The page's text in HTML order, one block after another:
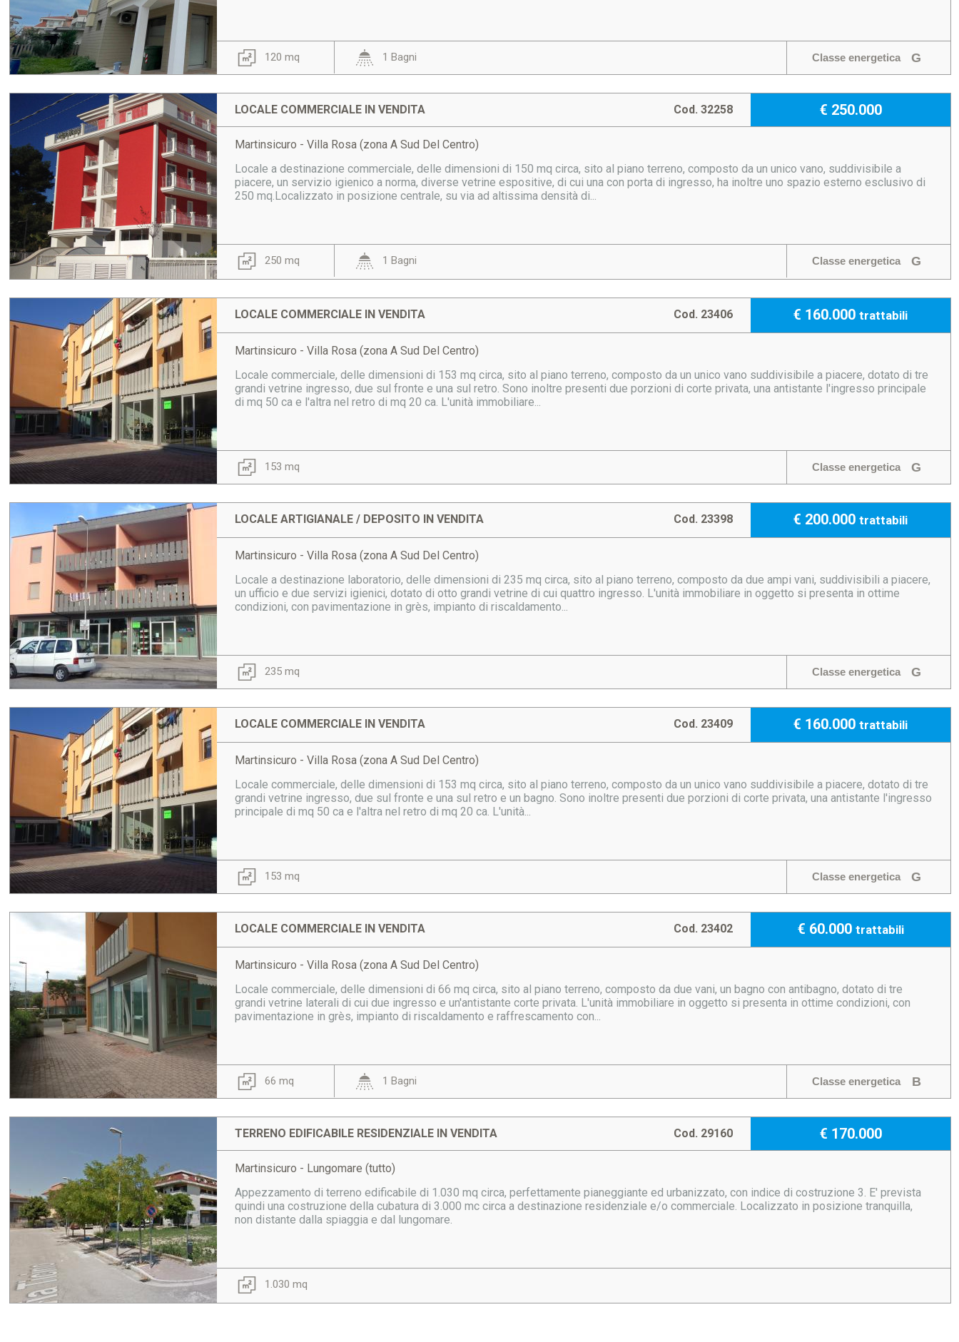
120 mq 1 Bagni Classe energetica G
LOCALE COMMERCIALE IN VENDITA € 250.000
Cod. 32258
Martinsicuro - Villa Rosa (zona A Sud Del Centro)
Locale a destinazione commerciale, delle dimensioni di 150 mq circa, sito al piano terreno, composto da un unico vano, suddivisibile a
piacere, un servizio igienico a norma, diverse vetrine espositive, di cui una con porta di ingresso, ha inoltre uno spazio esterno esclusivo di
250 mq.Localizzato in posizione centrale, su via ad altissima densità di...
250 mq 1 Bagni Classe energetica G
LOCALE COMMERCIALE IN VENDITA € 160.000trattabili
Cod. 23406
Martinsicuro - Villa Rosa (zona A Sud Del Centro)
Locale commerciale, delle dimensioni di 153 mq circa, sito al piano terreno, composto da un unico vano suddivisibile a piacere, dotato di tre
grandi vetrine ingresso, due sul fronte e una sul retro. Sono inoltre presenti due porzioni di corte privata, una antistante l'ingresso principale
di mq 50 ca e l'altra nel retro di mq 20 ca. L'unità immobiliare...
153 mq Classe energetica G
LOCALE ARTIGIANALE / DEPOSITO IN VENDITA € 200.000trattabili
Cod. 23398
Martinsicuro - Villa Rosa (zona A Sud Del Centro)
Locale a destinazione laboratorio, delle dimensioni di 235 mq circa, sito al piano terreno, composto da due ampi vani, suddivisibili a piacere,
un ufficio e due servizi igienici, dotato di otto grandi vetrine di cui quattro ingresso. L'unità immobiliare in oggetto si presenta in ottime
condizioni, con pavimentazione in grès, impianto di riscaldamento...
235 mq Classe energetica G
LOCALE COMMERCIALE IN VENDITA € 160.000trattabili
Cod. 23409
Martinsicuro - Villa Rosa (zona A Sud Del Centro)
Locale commerciale, delle dimensioni di 153 mq circa, sito al piano terreno, composto da un unico vano suddivisibile a piacere, dotato di tre
grandi vetrine ingresso, due sul fronte e una sul retro e un bagno. Sono inoltre presenti due porzioni di corte privata, una antistante l'ingresso
principale di mq 50 ca e l'altra nel retro di mq 20 ca. L'unità...
153 mq Classe energetica G
LOCALE COMMERCIALE IN VENDITA € 60.000 trattabili
Cod. 23402
Martinsicuro - Villa Rosa (zona A Sud Del Centro)
Locale commerciale, delle dimensioni di 66 mq circa, sito al piano terreno, composto da due vani, un bagno con antibagno, dotato di tre
grandi vetrine laterali di cui due ingresso e un'antistante corte privata. L'unità immobiliare in oggetto si presenta in ottime condizioni, con
pavimentazione in grès, impianto di riscaldamento e raffrescamento con...
66 mq 1 Bagni Classe energetica B
TERRENO EDIFICABILE RESIDENZIALE IN VENDITA € 170.000
Cod. 29160
Martinsicuro - Lungomare (tutto)
Appezzamento di terreno edificabile di 1.030 mq circa, perfettamente pianeggiante ed urbanizzato, con indice di costruzione 3. E' prevista
quindi una costruzione della cubatura di 3.000 mc circa a destinazione residenziale e/o commerciale. Localizzato in posizione tranquilla,
non distante dalla spiaggia e dal lungomare.
1.030 mq